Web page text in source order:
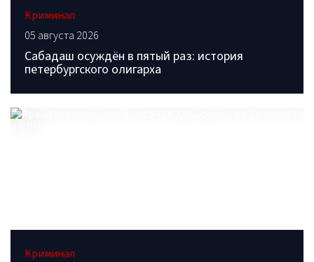
Криминал
05 августа 2026
Сабадаш осуждён в пятый раз: история
петербургского олигарха
Криминал